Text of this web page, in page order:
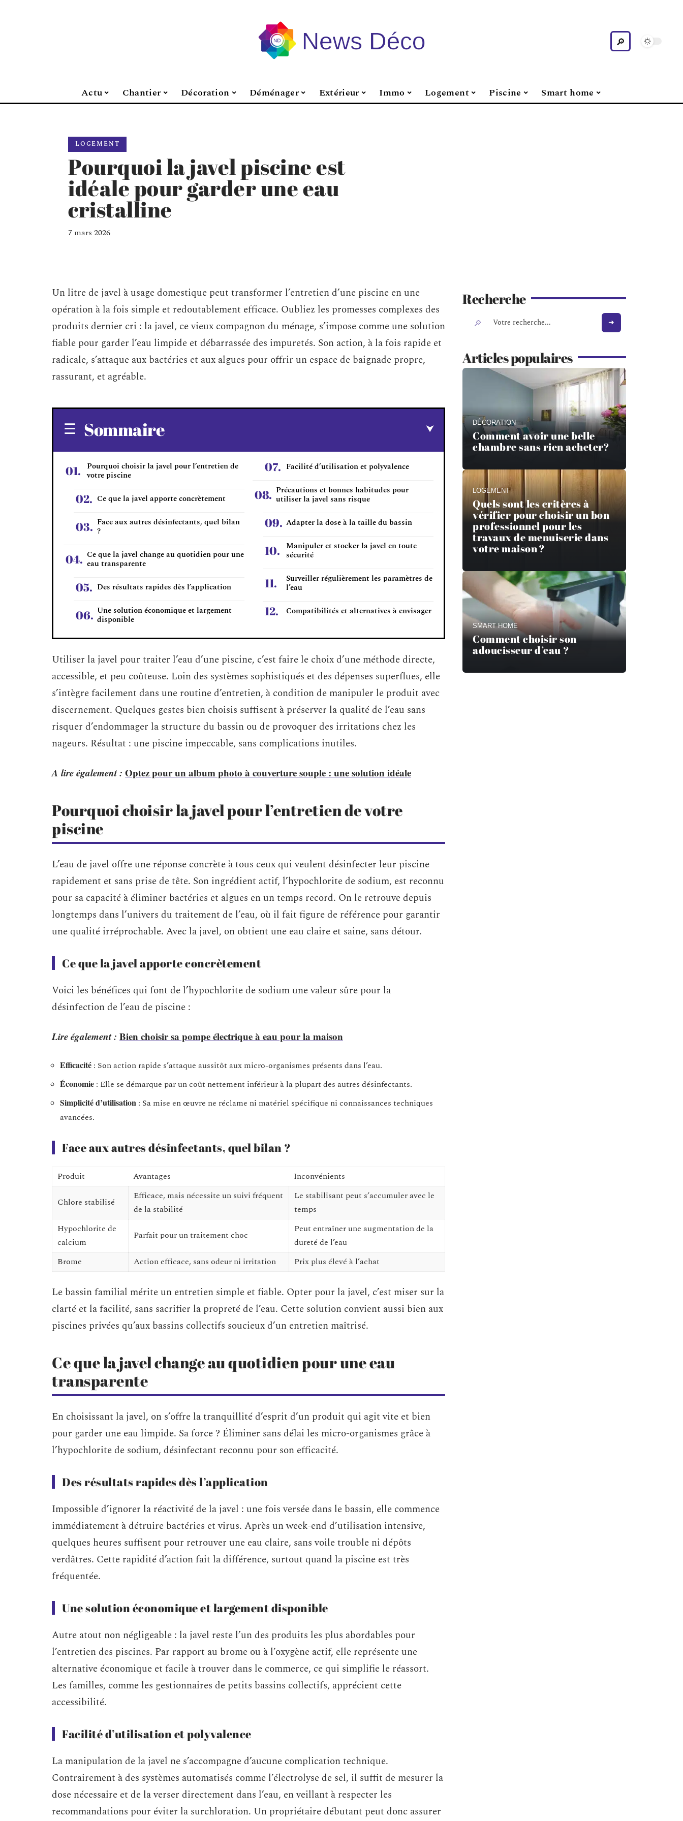
Actu Chantier Décoration Déménager Extérieur Immo Logement Piscine Smart home
LOGEMENT
Pourquoi la javel piscine est
idéale pour garder une eau
cristalline
7 mars 2026
Un litre de javel à usage domestique peut transformer l’entretien d’une piscine en une
opération à la fois simple et redoutablement efficace. Oubliez les promesses complexes des
produits dernier cri : la javel, ce vieux compagnon du ménage, s’impose comme une solution
fiable pour garder l’eau limpide et débarrassée des impuretés. Son action, à la fois rapide et
radicale, s’attaque aux bactéries et aux algues pour offrir un espace de baignade propre,
rassurant, et agréable.
Sommaire
Pourquoi choisir la javel pour l’entretien de
votre piscine
Ce que la javel apporte concrètement
Face aux autres désinfectants, quel bilan
?
Ce que la javel change au quotidien pour une
eau transparente
Des résultats rapides dès l’application
Une solution économique et largement
disponible
Facilité d’utilisation et polyvalence
Précautions et bonnes habitudes pour
utiliser la javel sans risque
Adapter la dose à la taille du bassin
Manipuler et stocker la javel en toute
sécurité
Surveiller régulièrement les paramètres de
l’eau
Compatibilités et alternatives à envisager
Utiliser la javel pour traiter l’eau d’une piscine, c’est faire le choix d’une méthode directe,
accessible, et peu coûteuse. Loin des systèmes sophistiqués et des dépenses superflues, elle
s’intègre facilement dans une routine d’entretien, à condition de manipuler le produit avec
discernement. Quelques gestes bien choisis suffisent à préserver la qualité de l’eau sans
risquer d’endommager la structure du bassin ou de provoquer des irritations chez les
nageurs. Résultat : une piscine impeccable, sans complications inutiles.
A lire également : Optez pour un album photo à couverture souple : une solution idéale
Pourquoi choisir la javel pour l’entretien de votre
piscine
L’eau de javel offre une réponse concrète à tous ceux qui veulent désinfecter leur piscine
rapidement et sans prise de tête. Son ingrédient actif, l’hypochlorite de sodium, est reconnu
pour sa capacité à éliminer bactéries et algues en un temps record. On le retrouve depuis
longtemps dans l’univers du traitement de l’eau, où il fait figure de référence pour garantir
une qualité irréprochable. Avec la javel, on obtient une eau claire et saine, sans détour.
Ce que la javel apporte concrètement
Voici les bénéfices qui font de l’hypochlorite de sodium une valeur sûre pour la
désinfection de l’eau de piscine :
Lire également : Bien choisir sa pompe électrique à eau pour la maison
Efficacité : Son action rapide s’attaque aussitôt aux micro-organismes présents dans l’eau.
Économie : Elle se démarque par un coût nettement inférieur à la plupart des autres désinfectants.
Simplicité d’utilisation : Sa mise en œuvre ne réclame ni matériel spécifique ni connaissances techniques
avancées.
Face aux autres désinfectants, quel bilan ?
Produit Avantages Inconvénients
Chlore stabilisé
Efficace, mais nécessite un suivi fréquent
de la stabilité
Le stabilisant peut s’accumuler avec le
temps
Hypochlorite de
calcium
Parfait pour un traitement choc
Peut entraîner une augmentation de la
dureté de l’eau
Brome
Action efficace, sans odeur ni irritation Prix plus élevé à l’achat
Le bassin familial mérite un entretien simple et fiable. Opter pour la javel, c’est miser sur la
clarté et la facilité, sans sacrifier la propreté de l’eau. Cette solution convient aussi bien aux
piscines privées qu’aux bassins collectifs soucieux d’un entretien maîtrisé.
Ce que la javel change au quotidien pour une eau
transparente
En choisissant la javel, on s’offre la tranquillité d’esprit d’un produit qui agit vite et bien
pour garder une eau limpide. Sa force ? Éliminer sans délai les micro-organismes grâce à
l’hypochlorite de sodium, désinfectant reconnu pour son efficacité.
Des résultats rapides dès l’application
Impossible d’ignorer la réactivité de la javel : une fois versée dans le bassin, elle commence
immédiatement à détruire bactéries et virus. Après un week-end d’utilisation intensive,
quelques heures suffisent pour retrouver une eau claire, sans voile trouble ni dépôts
verdâtres. Cette rapidité d’action fait la différence, surtout quand la piscine est très
fréquentée.
Une solution économique et largement disponible
Autre atout non négligeable : la javel reste l’un des produits les plus abordables pour
l’entretien des piscines. Par rapport au brome ou à l’oxygène actif, elle représente une
alternative économique et facile à trouver dans le commerce, ce qui simplifie le réassort.
Les familles, comme les gestionnaires de petits bassins collectifs, apprécient cette
accessibilité.
Facilité d’utilisation et polyvalence
La manipulation de la javel ne s’accompagne d’aucune complication technique.
Contrairement à des systèmes automatisés comme l’électrolyse de sel, il suffit de mesurer la
dose nécessaire et de la verser directement dans l’eau, en veillant à respecter les
recommandations pour éviter la surchloration. Un propriétaire débutant peut donc assurer
Recherche
Articles populaires
DÉCORATION
Comment avoir une belle
chambre sans rien acheter?
LOGEMENT
Quels sont les critères à
vérifier pour choisir un bon
professionnel pour les
travaux de menuiserie dans
votre maison ?
SMART HOME
Comment choisir son
adoucisseur d’eau ?